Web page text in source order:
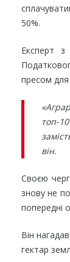
50%.
Експерт
пресом для
топ-
він.
Своєю
знову не
попередні
Він
гектар